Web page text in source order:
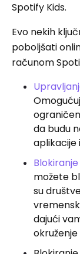
Spotify Kids.
Evo nekih
poboljšati
računom
da budu
aplikacije
možete
su
dajući
okruženje